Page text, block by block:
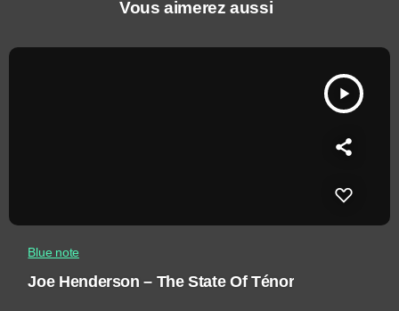
Vous aimerez aussi
play_arrow
Blue note
Joe Henderson – The State Of Ténor